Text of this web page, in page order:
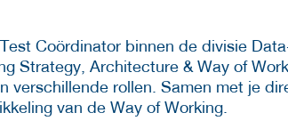
Coördinator binnen de divisie
Strategy, Architecture & Way of
verschillende rollen. Samen met je
van de Way of Working.